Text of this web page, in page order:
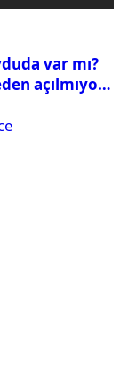
var mı?
açılmıyor?